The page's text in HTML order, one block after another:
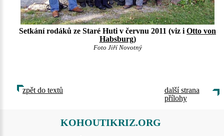
Setkání rodáků ze Staré Huti v červnu 2011 (viz i Otto von
Habsburg)
Foto Jiří Novotný
zpět do textů
další strana
přílohy
KOHOUTIKRIZ.ORG